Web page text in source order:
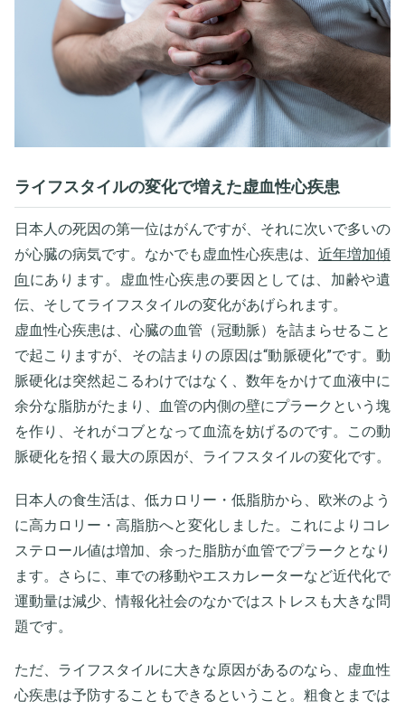
ライフスタイルの変化で増えた虚血性心疾患
日本人の死因の第一位はがんですが、それに次いで多いの
が心臓の病気です。なかでも虚血性心疾患は、 近年増加傾
向 にあります。虚血性心疾患の要因としては、加齢や遺
伝、そしてライフスタイルの変化があげられます。
虚血性心疾患は、心臓の血管（冠動脈）を詰まらせること
で起こりますが、その詰まりの原因は“動脈硬化”です。動
脈硬化は突然起こるわけではなく、数年をかけて血液中に
余分な脂肪がたまり、血管の内側の壁にプラークという塊
を作り、それがコブとなって血流を妨げるのです。この動
脈硬化を招く最大の原因が、ライフスタイルの変化です。
日本人の食生活は、低カロリー・低脂肪から、欧米のよう
に高カロリー・高脂肪へと変化しました。これによりコレ
ステロール値は増加、余った脂肪が血管でプラークとなり
ます。さらに、車での移動やエスカレーターなど近代化で
運動量は減少、情報化社会のなかではストレスも大きな問
題です。
ただ、ライフスタイルに大きな原因があるのなら、虚血性
心疾患は予防することもできるということ。粗食とまでは